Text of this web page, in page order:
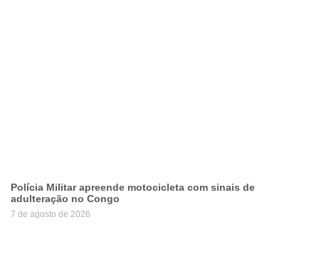
Polícia Militar apreende motocicleta com sinais de
adulteração no Congo
7 de agosto de 2026